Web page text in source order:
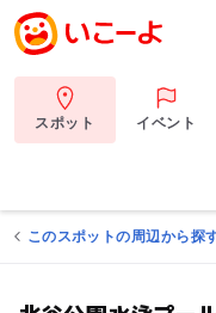
スポット イベント
このスポットの周辺から探